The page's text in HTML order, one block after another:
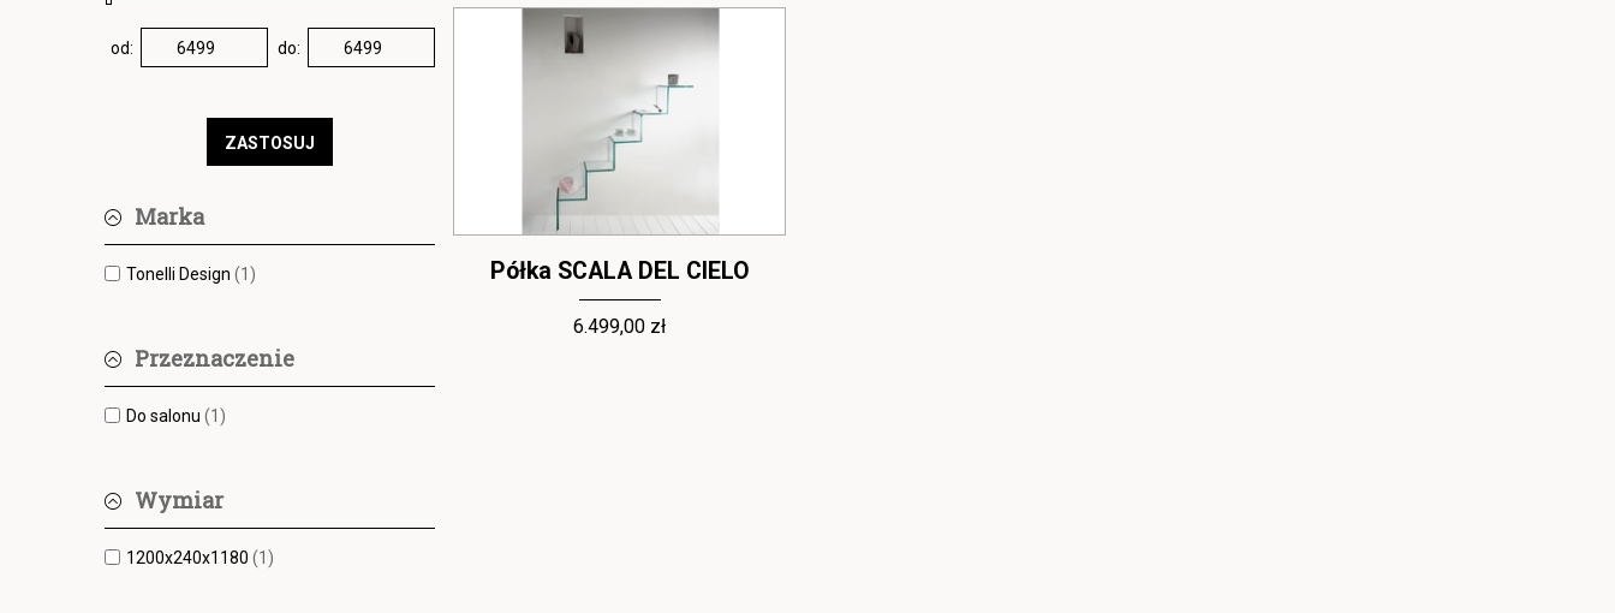
od: do:
ZASTOSUJ
Marka
Tonelli Design (1)
Przeznaczenie
Do salonu (1)
Wymiar
1200x240x1180 (1)
Półka SCALA DEL CIELO
6.499,00 zł